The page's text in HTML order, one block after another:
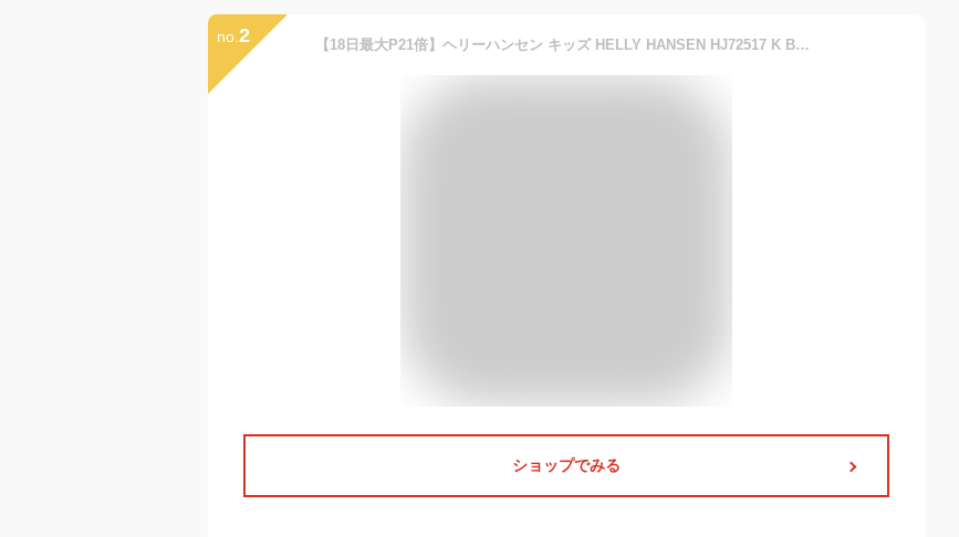
no. 2 【18日最大P21倍】ヘリーハンセン キッズ HELLY HANSEN HJ72517 K BASK SHORTS バスクショーツ ショートパンツ ビーチトランク 半ズボン 子供服 ジュニア ショートパンツ 水陸両用 撥水 ラッシュガード UVカット 水着 親子コーデ対応 メール便【SPS2603】
ショップでみる